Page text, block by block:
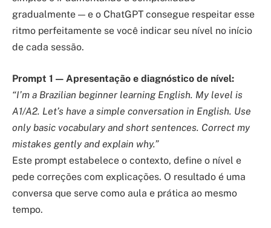
gradualmente — e o ChatGPT consegue respeitar esse
ritmo perfeitamente se você indicar seu nível no início
de cada sessão.
Prompt 1 — Apresentação e diagnóstico de nível:
“I’m a Brazilian beginner learning English. My level is
A1/A2. Let’s have a simple conversation in English. Use
only basic vocabulary and short sentences. Correct my
mistakes gently and explain why.”
Este prompt estabelece o contexto, define o nível e
pede correções com explicações. O resultado é uma
conversa que serve como aula e prática ao mesmo
tempo.